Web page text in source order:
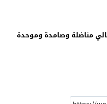
مناضلة وصامدة وموحدة